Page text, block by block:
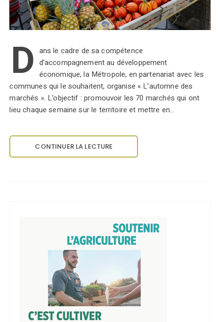
D ans le cadre de sa compétence
d’accompagnement au développement
économique, la Métropole, en partenariat avec les
communes qui le souhaitent, organise « L’automne des
marchés ». L’objectif : promouvoir les 70 marchés qui ont
lieu chaque semaine sur le territoire et mettre en…
CONTINUER LA LECTURE